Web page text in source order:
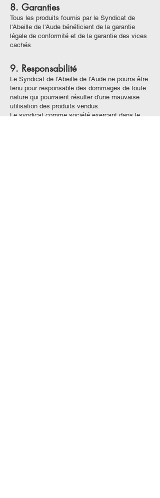
8. Garanties
Tous les produits fournis par le Syndicat de
l'Abeille de l'Aude bénéficient de la garantie
légale de conformité et de la garantie des vices
cachés.
9. Responsabilité
Le Syndicat de l'Abeille de l'Aude ne pourra être
tenu pour responsable des dommages de toute
nature qui pourraient résulter d'une mauvaise
utilisation des produits vendus.
Le syndicat comme société exerçant dans le